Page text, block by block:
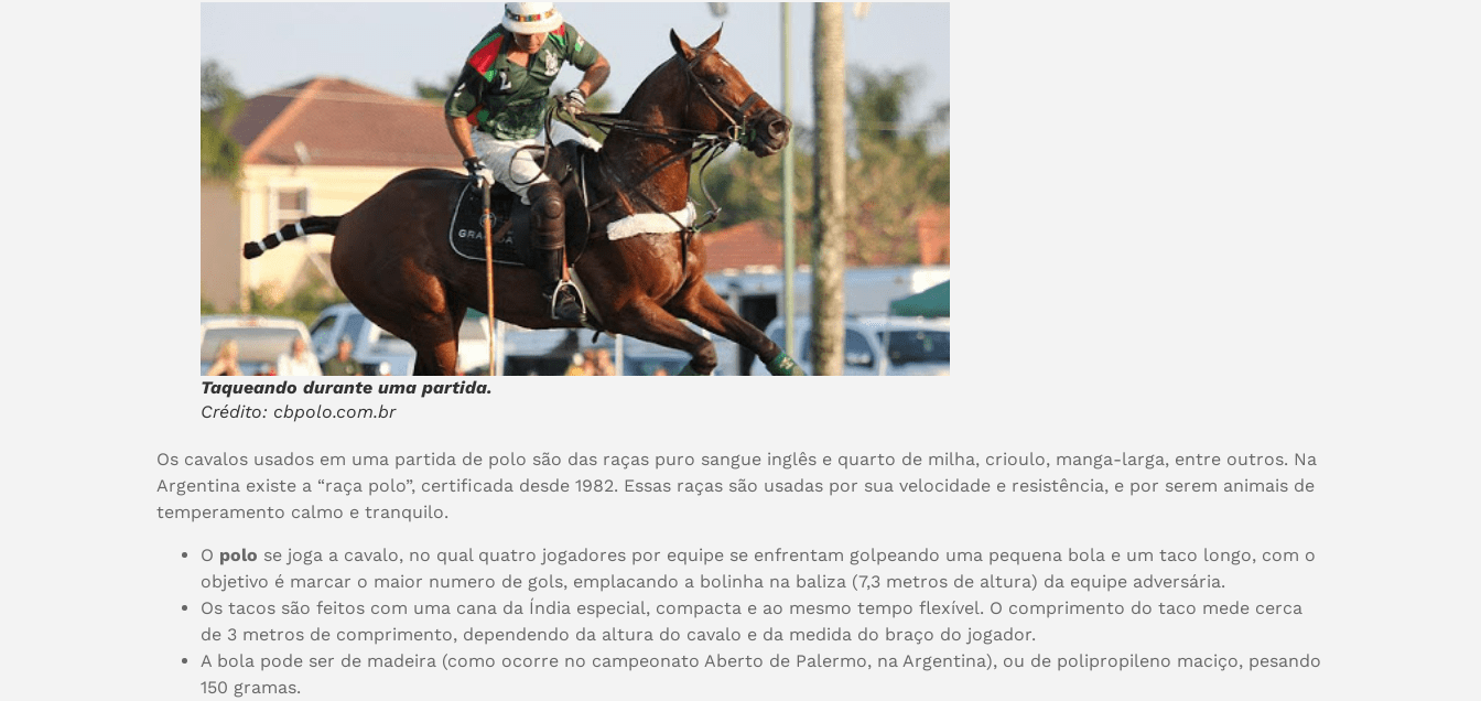
Taqueando durante uma partida.
Crédito: cbpolo.com.br
Os cavalos usados em uma partida de polo são das raças puro sangue inglês e quarto de milha, crioulo, manga-larga, entre outros. Na
Argentina existe a “raça polo”, certificada desde 1982. Essas raças são usadas por sua velocidade e resistência, e por serem animais de
temperamento calmo e tranquilo.
O polo se joga a cavalo, no qual quatro jogadores por equipe se enfrentam golpeando uma pequena bola e um taco longo, com o
objetivo é marcar o maior numero de gols, emplacando a bolinha na baliza (7,3 metros de altura) da equipe adversária.
Os tacos são feitos com uma cana da Índia especial, compacta e ao mesmo tempo flexível. O comprimento do taco mede cerca
de 3 metros de comprimento, dependendo da altura do cavalo e da medida do braço do jogador.
A bola pode ser de madeira (como ocorre no campeonato Aberto de Palermo, na Argentina), ou de polipropileno maciço, pesando
150 gramas.